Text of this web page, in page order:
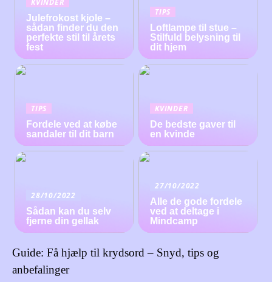
Julefrokost kjole –
sådan finder du den
perfekte stil til årets
fest
TIPS
Loftlampe til stue –
Stilfuld belysning til
dit hjem
TIPS
Fordele ved at købe
sandaler til dit barn
KVINDER
De bedste gaver til
en kvinde
28/10/2022
Sådan kan du selv
fjerne din gellak
27/10/2022
Alle de gode fordele
ved at deltage i
Mindcamp
Guide: Få hjælp til krydsord – Snyd, tips og
anbefalinger